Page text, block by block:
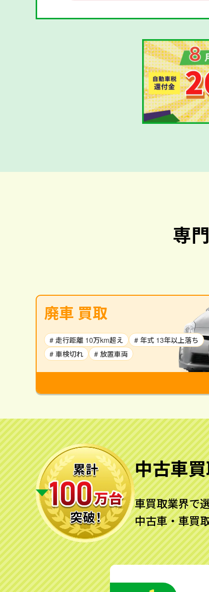
専
廃車 買取
# 走行距離 10万km超え
# 年式 13年以上落ち
# 車検切れ
# 放置車両
中古車
車買取業界で
中古車・車買